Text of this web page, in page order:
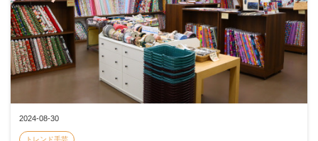
2024-08-30
トレンド手芸